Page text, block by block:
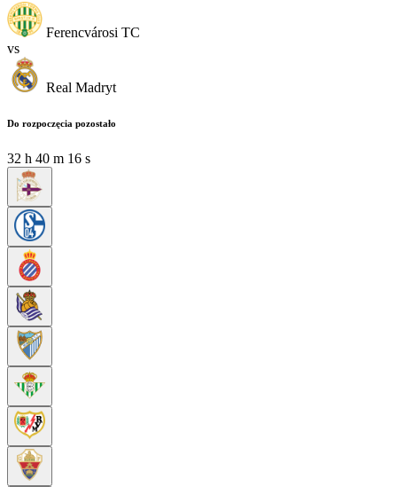
Ferencvárosi TC
vs
Real Madryt
Do rozpoczęcia pozostało
32 h 40 m 15 s